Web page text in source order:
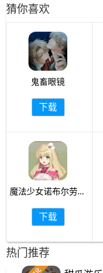
猜你喜欢
鬼畜眼镜
下载
魔法少女诺布尔劳斯
下载
热门推荐